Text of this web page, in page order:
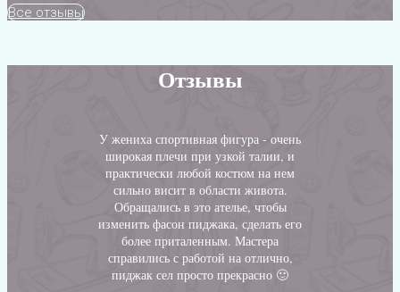
Все отзывы
Отзывы
У жениха спортивная фигура - очень
широкая плечи при узкой талии, и
практически любой костюм на нем
сильно висит в области живота.
Обращались в это ателье, чтобы
изменить фасон пиджака, сделать его
более приталенным. Мастера
справились с работой на отлично,
пиджак сел просто прекрасно 🙂